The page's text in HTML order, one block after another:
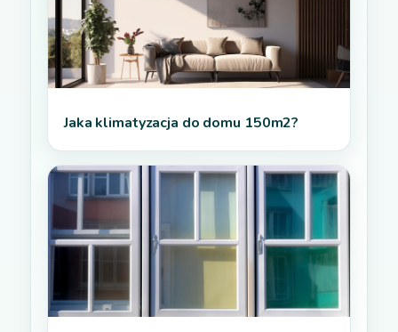
Jaka klimatyzacja do domu 150m2?